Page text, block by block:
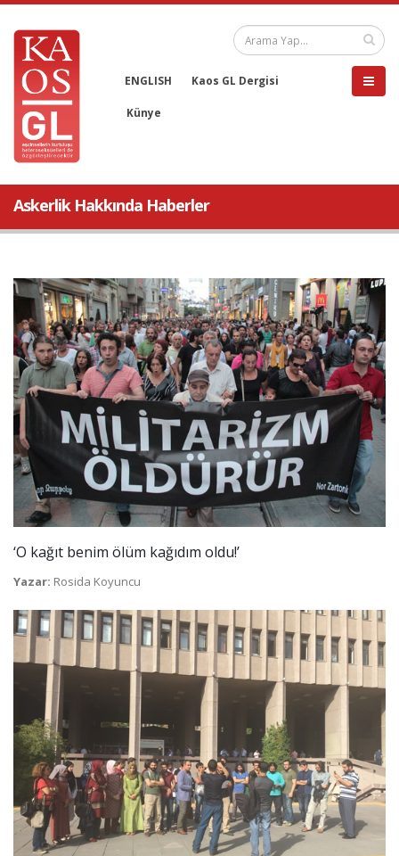
ENGLISH Kaos GL Dergisi
Künye
Askerlik Hakkında Haberler
‘O kağıt benim ölüm kağıdım oldu!’
Yazar: Rosida Koyuncu